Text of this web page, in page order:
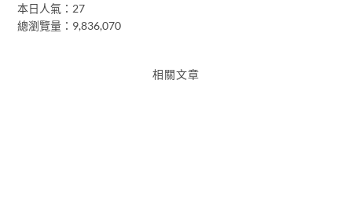
本日人氣：27
總瀏覽量：9,836,070
相關文章